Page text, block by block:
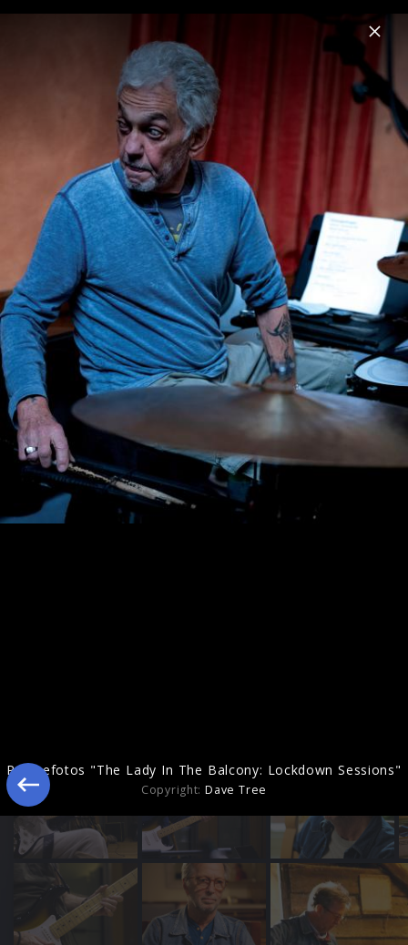
Menu
Eric Clapton
News Musik Videos
Pressefotos "The Lady In The Balcony:
Lockdown Sessions"
Pressefotos "The Lady In The Balcony: Lockdown Sessions"
Copyright:Dave Tree